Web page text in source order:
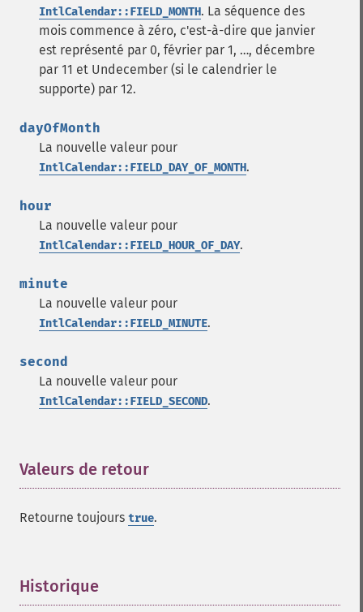
IntlCalendar::FIELD_MONTH. La séquence des
mois commence à zéro, c'est-à-dire que janvier
est représenté par 0, février par 1, …, décembre
par 11 et Undecember (si le calendrier le
supporte) par 12.
dayOfMonth
La nouvelle valeur pour
IntlCalendar::FIELD_DAY_OF_MONTH.
hour
La nouvelle valeur pour
IntlCalendar::FIELD_HOUR_OF_DAY.
minute
La nouvelle valeur pour
IntlCalendar::FIELD_MINUTE.
second
La nouvelle valeur pour
IntlCalendar::FIELD_SECOND.
Valeurs de retour
Retourne toujours true.
Historique